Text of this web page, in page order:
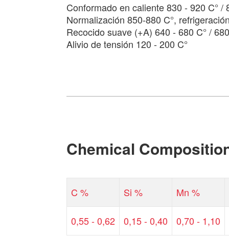
Conformado en caliente 830 - 920 C° /
Normalización 850-880 C°,
Recocido suave (+A) 640 - 680 C° /
Alivio de tensión 120 - 200 C°
Chemical
C % Si % Mn %
0,55 - 0,62 0,15 - 0,40 0,70 - 1,10